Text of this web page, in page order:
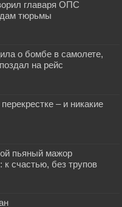
главаря ОПС
тюрьмы
о бомбе в самолете,
на рейс
– и никакие
пьяный мажор
счастью, без трупов